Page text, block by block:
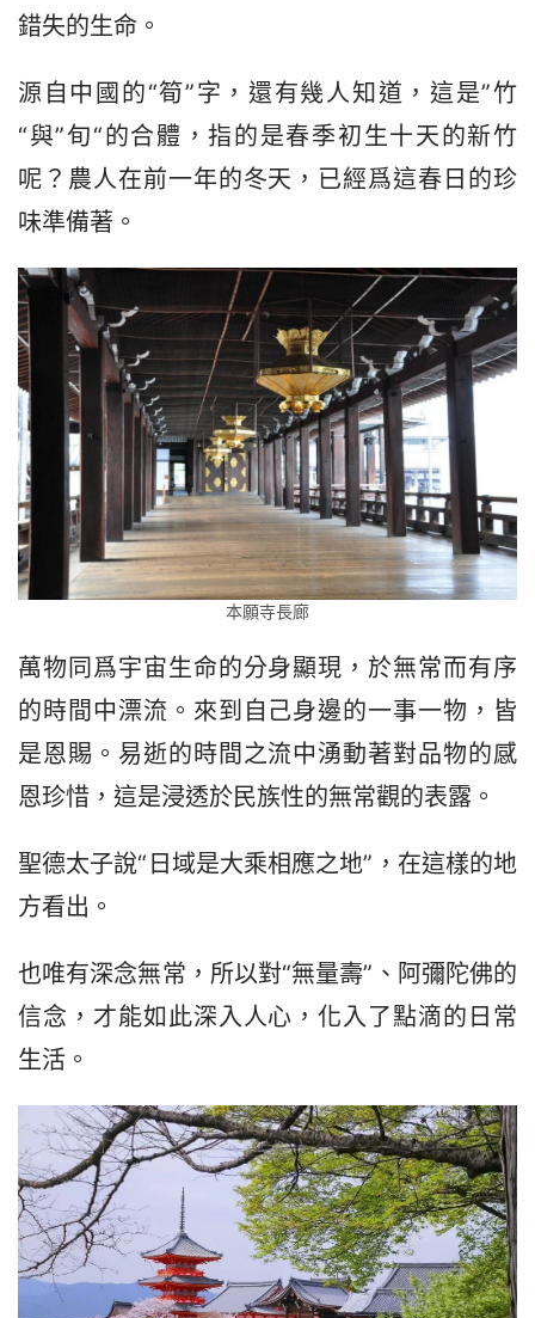
錯失的生命。
源自中國的“筍”字，還有幾人知道，這是”竹
“與”旬“的合體，指的是春季初生十天的新竹
呢？農人在前一年的冬天，已經爲這春日的珍
味準備著。
本願寺長廊
萬物同爲宇宙生命的分身顯現，於無常而有序
的時間中漂流。來到自己身邊的一事一物，皆
是恩賜。易逝的時間之流中湧動著對品物的感
恩珍惜，這是浸透於民族性的無常觀的表露。
聖德太子說“日域是大乘相應之地”，在這樣的地
方看出。
也唯有深念無常，所以對“無量壽”、阿彌陀佛的
信念，才能如此深入人心，化入了點滴的日常
生活。